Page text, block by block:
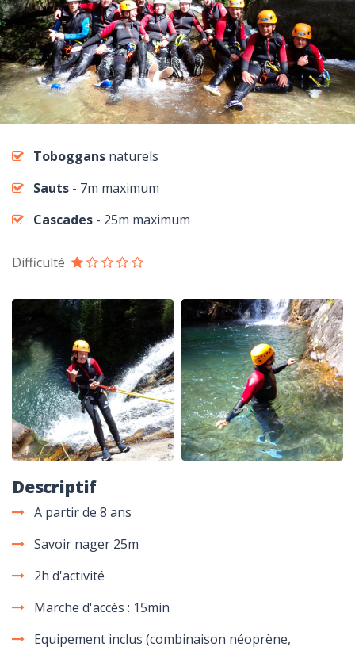
Toboggans naturels
Sauts - 7m maximum
Cascades - 25m maximum
Difficulté
Descriptif
A partir de 8 ans
Savoir nager 25m
2h d'activité
Marche d'accès : 15min
Equipement inclus (combinaison néoprène,